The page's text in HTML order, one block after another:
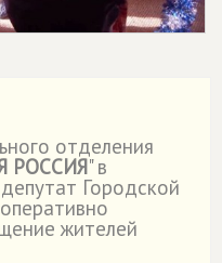
отделения
РОССИЯ" в
Городской
жителей